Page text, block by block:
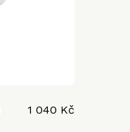
1 040 Kč